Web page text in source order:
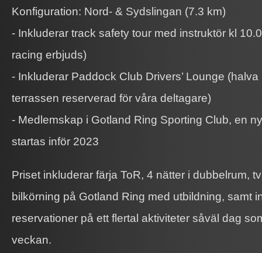
Konfiguration: Nord- & Sydslingan (7.3 km)
- Inkluderar track safety tour med instruktör kl
racing erbjuds)
- Inkluderar Paddock Club Drivers’ Lounge
terrassen reserverad för våra deltagare)
- Medlemskap i Gotland Ring Sporting Club, en
startas inför 2023
Priset inkluderar färja ToR, 4 nätter i dubbelrum,
bilkörning på Gotland Ring med utbildning, samt
reservationer på ett flertal aktiviteter såväl dag
veckan.